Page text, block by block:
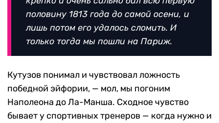
половину 1813 года до самой осени, и
лишь потом его удалось сломить. И
только тогда мы пошли на Париж.
Кутузов понимал и чувствовал ложность
победной эйфории, — мол, мы погоним
Наполеона до Ла-Манша. Сходное чувство
бывает у спортивных тренеров — когда нужно и